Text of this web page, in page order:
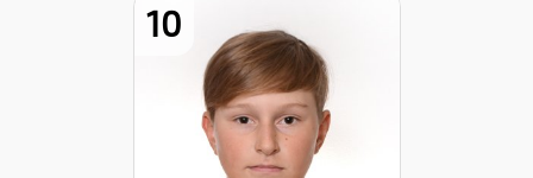
10
Хват клюшки:
Левый